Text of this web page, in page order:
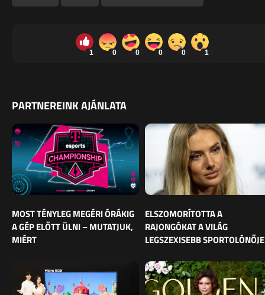
1 0 0 0 0 1
PARTNEREINK AJÁNLATA
MOST TÉNYLEG MEGÉRI ÓRÁKIG
A GÉP ELŐTT ÜLNI – MUTATJUK,
MIÉRT
ELSZOMORÍTOTTA A
RAJONGÓKAT A VILÁG
LEGSZEXISEBB SPORTOLÓNŐJE